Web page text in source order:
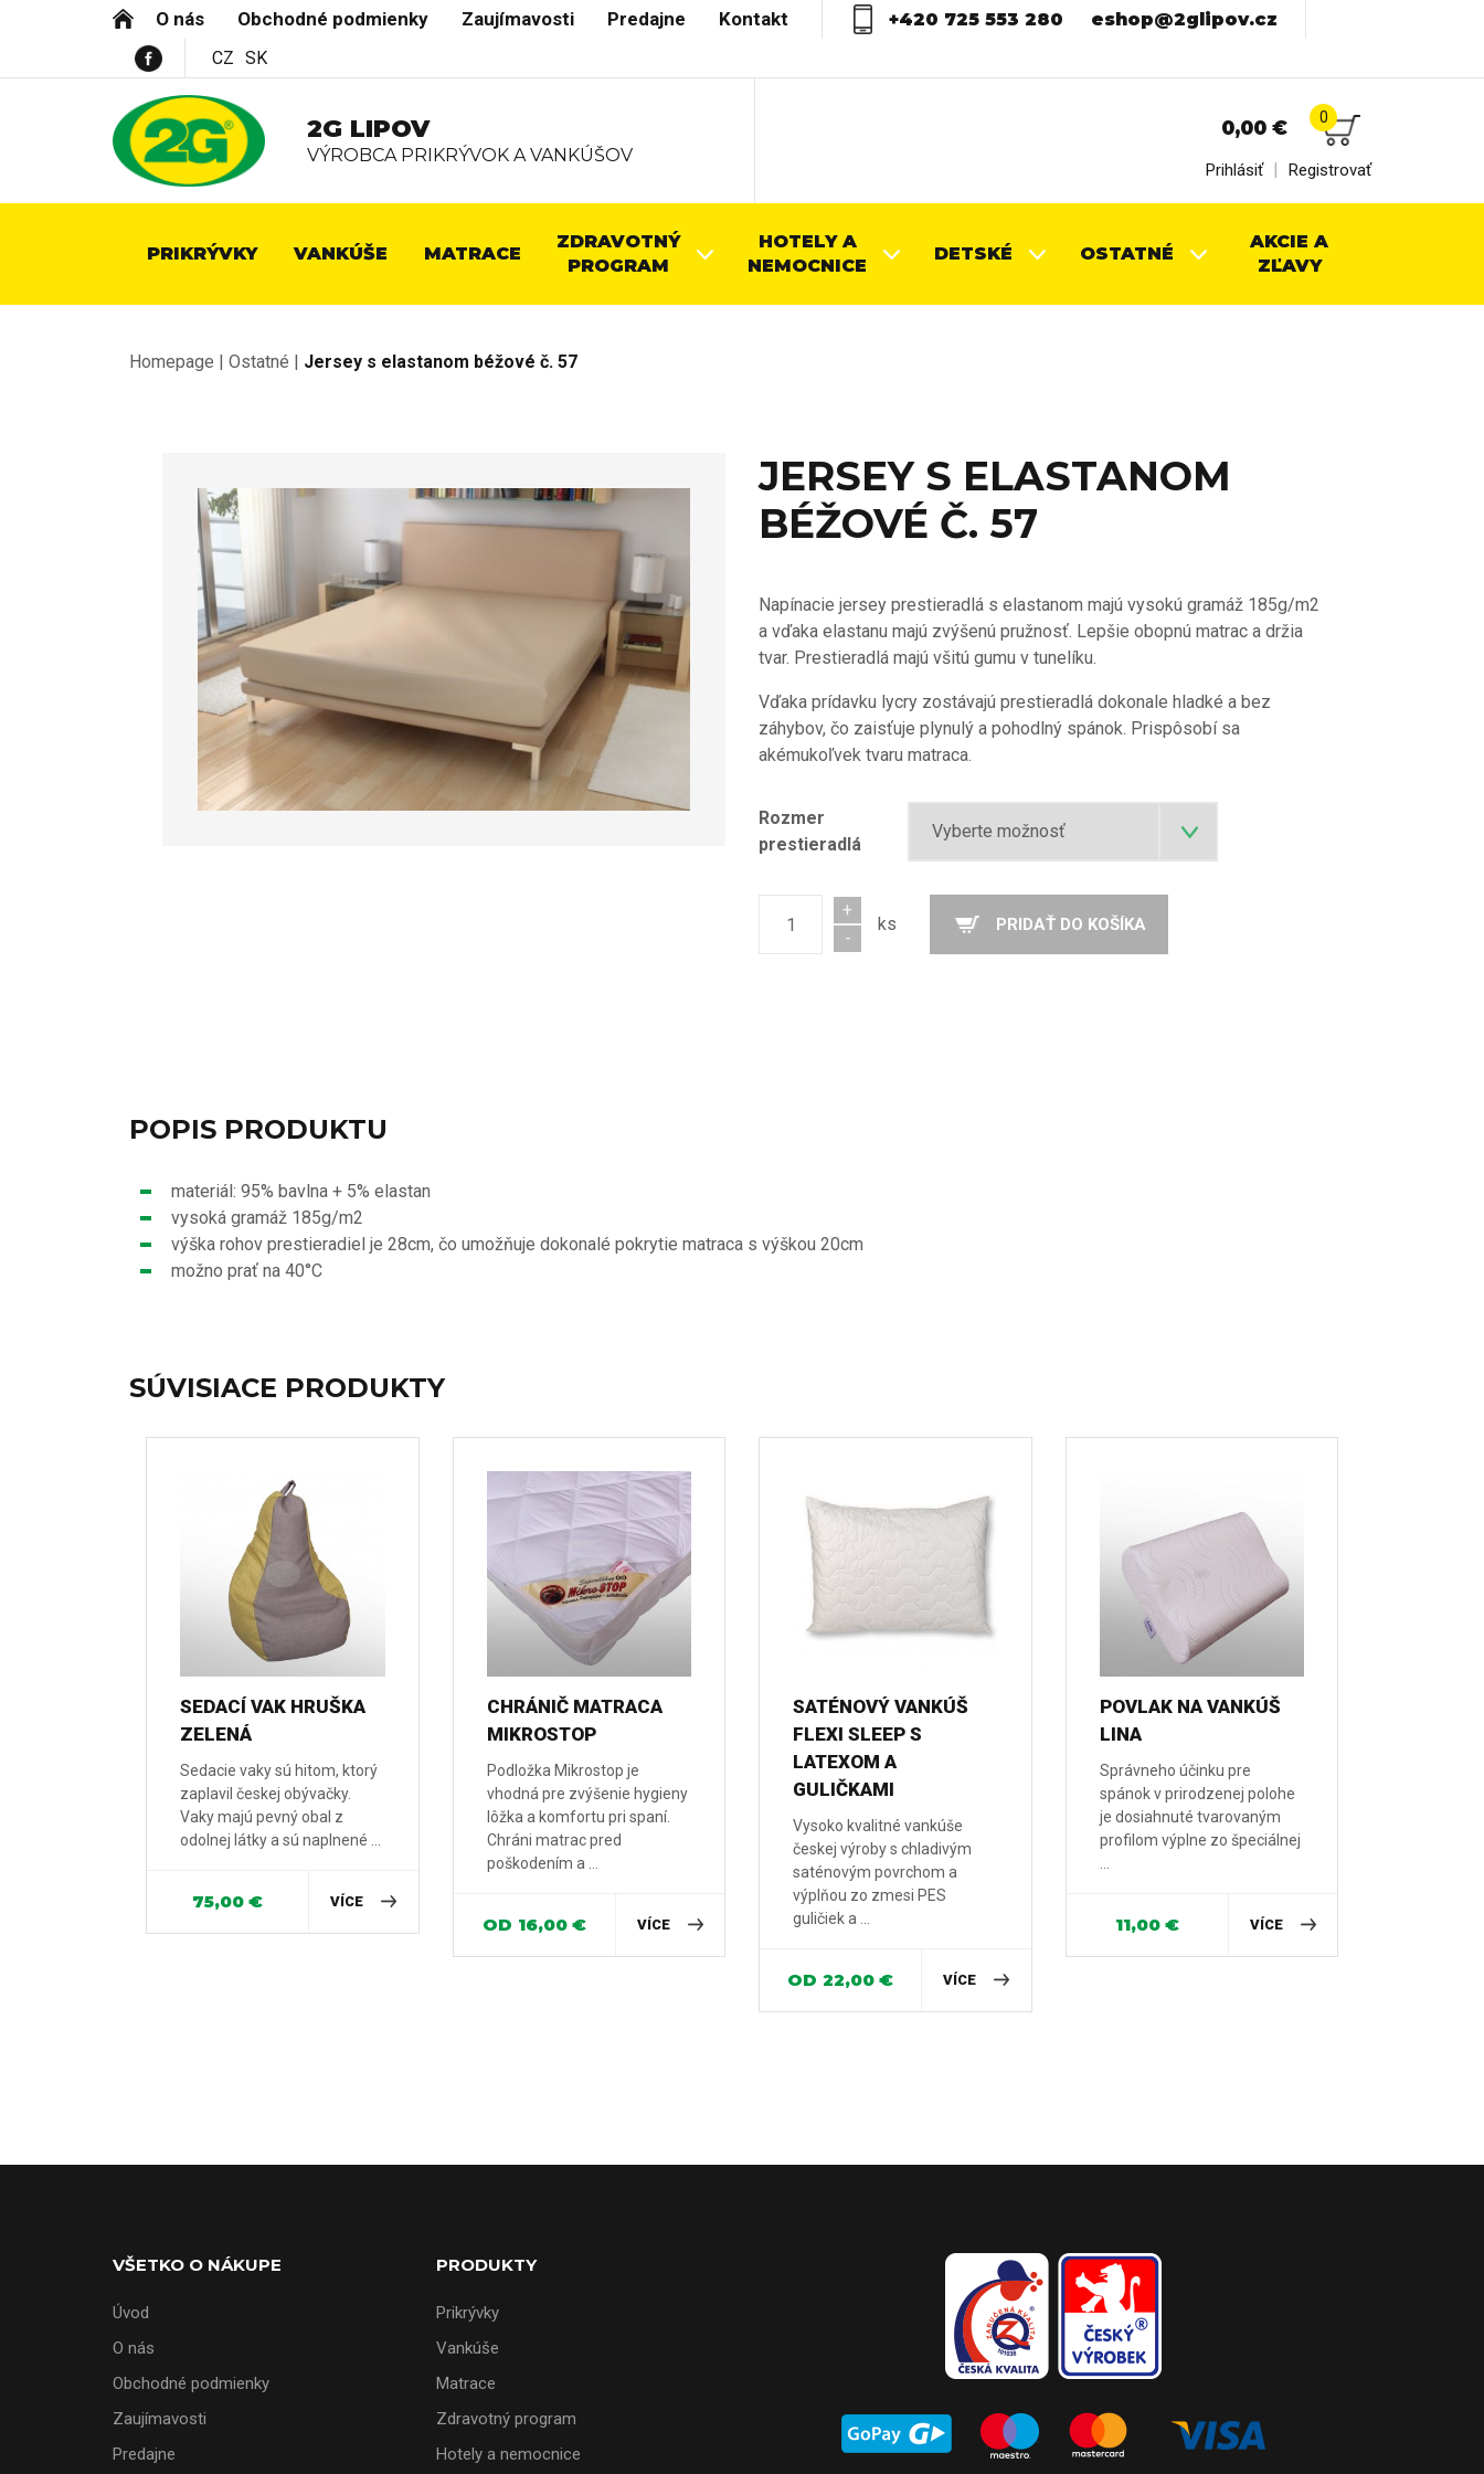
O nás Obchodné podmienky Zaujímavosti Predajne Kontakt +420 725 553 280
eshop@2glipov.cz
CZ SK
2G LIPOV
VÝROBCA PRIKRÝVOK A VANKÚŠOV
0,00 € 0
Prihlásiť | Registrovať
PRIKRÝVKY VANKÚŠE MATRACE
ZDRAVOTNÝ
PROGRAM
HOTELY A
NEMOCNICE
DETSKÉ OSTATNÉ
AKCIE A
ZĽAVY
Homepage Ostatné Jersey s elastanom béžové č. 57
JERSEY S ELASTANOM
BÉŽOVÉ Č. 57
Napínacie jersey prestieradlá s elastanom majú vysokú gramáž 185g/m2
a vďaka elastanu majú zvýšenú pružnosť. Lepšie obopnú matrac a držia
tvar. Prestieradlá majú všitú gumu v tunelíku.
Vďaka prídavku lycry zostávajú prestieradlá dokonale hladké a bez
záhybov, čo zaisťuje plynulý a pohodlný spánok. Prispôsobí sa
akémukoľvek tvaru matraca.
Rozmer
prestieradlá
Počet
+
-
ks PRIDAŤ DO KOŠÍKA
POPIS PRODUKTU
materiál: 95% bavlna + 5% elastan
vysoká gramáž 185g/m2
výška rohov prestieradiel je 28cm, čo umožňuje dokonalé pokrytie matraca s výškou 20cm
možno prať na 40°C
SÚVISIACE PRODUKTY
SEDACÍ VAK HRUŠKA
ZELENÁ
Sedacie vaky sú hitom, ktorý
zaplavil českej obývačky.
Vaky majú pevný obal z
odolnej látky a sú naplnené ...
75,00€ VÍCE
CHRÁNIČ MATRACA
MIKROSTOP
Podložka Mikrostop je
vhodná pre zvýšenie hygieny
lôžka a komfortu pri spaní.
Chráni matrac pred
poškodením a ...
OD 16,00 € VÍCE
SATÉNOVÝ VANKÚŠ
FLEXI SLEEP S
LATEXOM A
GULIČKAMI
Vysoko kvalitné vankúše
českej výroby s chladivým
saténovým povrchom a
výplňou zo zmesi PES
guličiek a ...
OD22,00€ VÍCE
POVLAK NA VANKÚŠ
LINA
Správneho účinku pre
spánok v prirodzenej polohe
je dosiahnuté tvarovaným
profilom výplne zo špeciálnej
11,00 € VÍCE
VŠETKO O NÁKUPE
Úvod
O nás
Obchodné podmienky
Zaujímavosti
Predajne
PRODUKTY
Prikrývky
Vankúše
Matrace
Zdravotný program
Hotely a nemocnice